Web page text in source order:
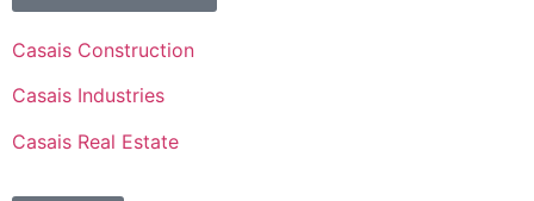
Casais Construction
Casais Industries
Casais Real Estate